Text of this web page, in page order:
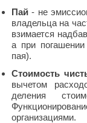
Пай - не
владельца на
взимается
а при
пая).
Стоимость
вычетом
деления
организациями.